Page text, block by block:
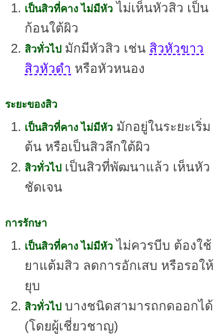
เป็นสิวที่คาง ไม่มีหัว ไม่เห็นหัวสิว เป็น
ก้อนใต้ผิว
สิวทั่วไป มักมีหัวสิว เช่น สิวหัวขาว
สิวหัวดำ หรือหัวหนอง
ระยะของสิว
เป็นสิวที่คาง ไม่มีหัว มักอยู่ในระยะเริ่ม
ต้น หรือเป็นสิวลึกใต้ผิว
สิวทั่วไป เป็นสิวที่พัฒนาแล้ว เห็นหัว
ชัดเจน
การรักษา
เป็นสิวที่คาง ไม่มีหัว ไม่ควรบีบ ต้องใช้
ยาแต้มสิว ลดการอักเสบ หรือรอให้
ยุบ
สิวทั่วไป บางชนิดสามารถกดออกได้
(โดยผู้เชี่ยวชาญ)